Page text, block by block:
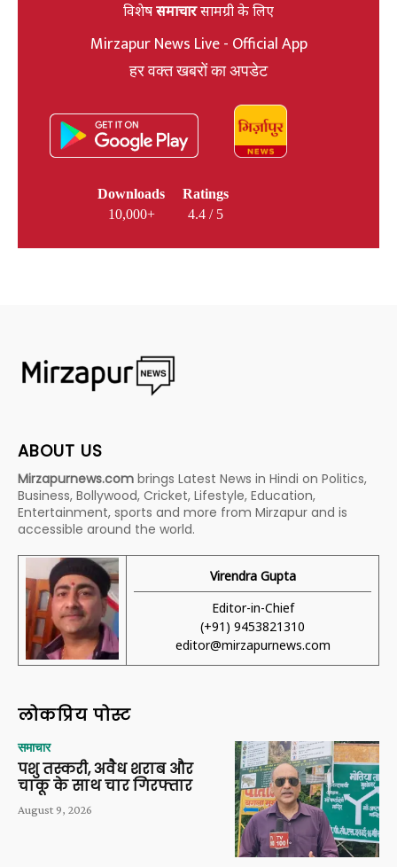
विशेषसमाचारसामग्री के लिए
Mirzapur News Live - Official App
हर वक्त खबरों का अपडेट
Downloads
10,000+
Ratings
4.4 / 5
ABOUT US
Mirzapurnews.com brings Latest News in Hindi on Politics,
Business, Bollywood, Cricket, Lifestyle, Education,
Entertainment, sports and more from Mirzapur and is
accessible around the world.
Virendra Gupta
Editor-in-Chief
(+91) 9453821310
editor@mirzapurnews.com
लोकप्रिय पोस्ट
समाचार
पशु तस्करी, अवैध शराब और
चाकू के साथ चार गिरफ्तार
August 9, 2026